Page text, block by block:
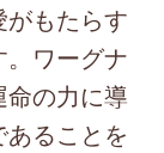
もたらす
ワーグナ
の力に導
ることを